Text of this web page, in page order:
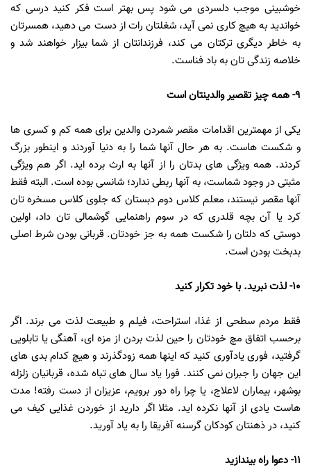
خوشبینی موجب دلسردی می شود پس بهتر است فکر کنید درسی که
خواندید به هیچ کاری نمی آید، شغلتان رات از دست می دهید، همسرتان
به خاطر دیگری ترکتان می کند، فرزندانتان از شما بیزار خواهند شد و
خلاصه زندگی تان به باد فناست.
9- همه چیز تقصیر والدینتان است
یکی از مهمترین اقدامات مقصر شمردن والدین برای همه کم و کسری ها
و شکست هاست. به هر حال آنها شما را به دنیا آوردند و اینطور بزرگ
کردند. همه ویژگی های بدتان را از آنها به ارث برده اید. اگر هم ویژگی
مثبتی در وجود شماست، به آنها ربطی ندارد؛ شانسی بوده است. البته فقط
آنها مقصر نیستند، معلم کلاس دوم دبستان که جلوی کلاس مسخره تان
کرد یا آن بچه قلدری که در سوم راهنمایی گوشمالی تان داد، اولین
دوستی که دلتان را شکست همه به جز خودتان. قربانی بودن شرط اصلی
بدبخت بودن است.
10- لذت نبرید. با خود تکرار کنید
فقط مردم سطحی از غذا، استراحت، فیلم و طبیعت لذت می برند. اگر
برحسب اتفاق مچ خودتان را حین لذت بردن از مزه ای، آهنگی یا تابلویی
گرفتید، فوری یادآوری کنید که اینها همه زودگذرند و هیچ کدام بدی های
این جهان را جبران نمی کنند. فورا یاد سال های تباه شده، قربانیان زلزله
بوشهر، بیماران لاعلاج، یا چرا راه دور برویم، عزیزان از دست رفته! مدت
هاست یادی از آنها نکرده اید. مثلا اگر دارید از خوردن غذایی کیف می
کنید، در ذهنتان کودکان گرسنه آفریقا را به یاد آورید.
11- دعوا راه بیندازید